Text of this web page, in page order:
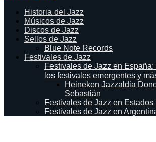
Historia del Jazz
Músicos de Jazz
Discos de Jazz
Sellos de Jazz
Blue Note Records
Festivales de Jazz
Festivales de Jazz en
los festivales emergentes y
Heineken Jazzaldia
Sebastián
Festivales de Jazz en Estados
Festivales de Jazz en